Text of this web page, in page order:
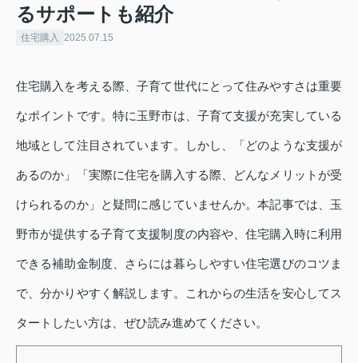
るサポートも紹介
住宅購入 2025.07.15
住宅購入を考える際、子育て世代にとって住みやすさは重要
なポイントです。特に玉野市は、子育て支援が充実している
地域として注目されています。しかし、「どのような支援が
あるのか」「実際に住宅を購入する際、どんなメリットが受
けられるのか」と疑問に感じていませんか。本記事では、玉
野市が提供する子育て支援制度の内容や、住宅購入時に利用
できる補助金制度、さらには暮らしやすい住宅選びのコツま
で、分かりやすく解説します。これからの生活を安心してス
タートしたい方は、ぜひ読み進めてください。